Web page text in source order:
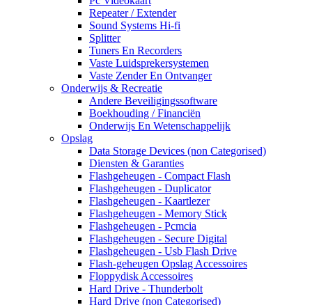
Repeater / Extender
Sound Systems Hi-fi
Splitter
Tuners En Recorders
Vaste Luidsprekersystemen
Vaste Zender En Ontvanger
Onderwijs & Recreatie
Andere Beveiligingssoftware
Boekhouding / Financiën
Onderwijs En Wetenschappelijk
Opslag
Data Storage Devices (non Categorised)
Diensten & Garanties
Flashgeheugen - Compact Flash
Flashgeheugen - Duplicator
Flashgeheugen - Kaartlezer
Flashgeheugen - Memory Stick
Flashgeheugen - Pcmcia
Flashgeheugen - Secure Digital
Flashgeheugen - Usb Flash Drive
Flash-geheugen Opslag Accessoires
Floppydisk Accessoires
Hard Drive - Thunderbolt
Hard Drive (non Categorised)